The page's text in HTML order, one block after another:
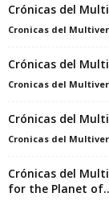
Crónicas del
Cronicas del
Crónicas del
Cronicas del
Crónicas del
Cronicas del
Crónicas del
for the Planet